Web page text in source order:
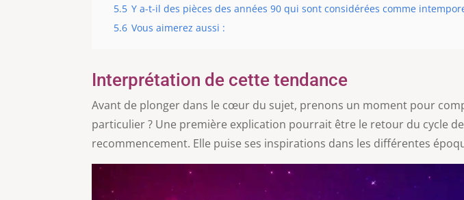
5.5 Y a-t-il des pièces des années 90 qui sont considérées comme
5.6 Vous aimerez aussi :
Interprétation de cette tendance
Avant de plonger dans le cœur du sujet, prenons un moment pour
particulier ? Une première explication pourrait être le retour du cycle
recommencement. Elle puise ses inspirations dans les différentes
Lecteur
vidéo